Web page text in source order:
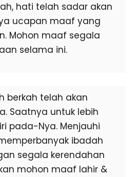
hati telah sadar akan
ucapan maaf yang
Mohon maaf segala
selama ini.
berkah telah akan
Saatnya untuk lebih
pada-Nya. Menjauhi
ibadah
segala kerendahan
mohon maaf lahir &